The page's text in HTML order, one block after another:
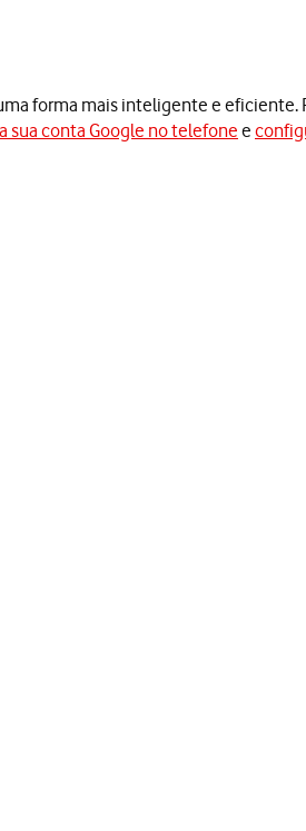
forma mais inteligente e eficiente.
sua conta Google no telefonee